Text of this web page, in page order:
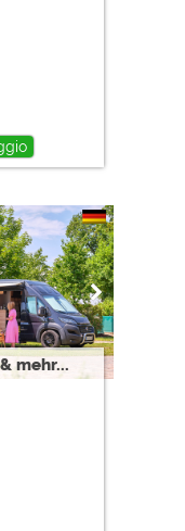
mehr...